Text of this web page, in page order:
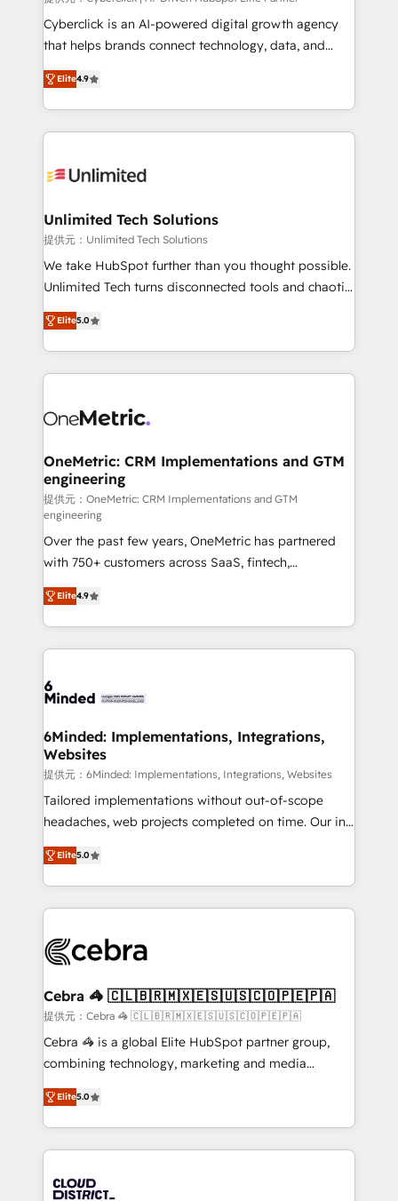
RevOps services align your sales, marketing, and
customer success teams for peak performance. We
retention—by refining processes and eliminating
inefficiencies. Using HubSpot tools and data-driven
Cyberclick is an AI-powered digital growth agency
that helps brands connect technology, data, and
creativity to achieve measurable results. Founded in
Barcelona and operating across Spain, LATAM, and
the UK, we support global companies in building
smarter marketing, sales, and customer success
Iberia (Spain & Portugal), we combine human insight
growth. Our multidisciplinary team designs solutions
that simplify complexity, boost performance, and
turn innovation into real impact. 🌍 Highlights •
HubSpot Partner since 2012 • 2022 EMEA Impact
projects • Clients in 30+ industries • Proprietary
technology for integrations • Multilingual team:
Elite4.9
Unlimited Tech Solutions
提供元：Unlimited Tech Solutions
We take HubSpot further than you thought possible.
Unlimited Tech turns disconnected tools and chaotic
processes into a seamless, high-performing revenue
engine. We combine RevOps strategy with deep
technical execution to help teams scale faster—with
cleaner data, smarter automation, and more
Implementation & Migration · Native & Custom
Reporting & Analytics · GTM Architecture · Sales &
Marketing Enablement If you’re ready to elevate
HubSpot from “just your CRM” to your growth
infrastructure—let’s talk.
Elite5.0
OneMetric: CRM Implementations and GTM
engineering
提供元：OneMetric: CRM Implementations and GTM
engineering
Over the past few years, OneMetric has partnered
with 750+ customers across SaaS, fintech,
healthcare, real estate, and other industries. With
150+ HubSpot-certified experts, we deliver scalable
solutions to complex GTM and RevOps challenges.
Our Expertise 🔹 Onboarding & Implementation:
tailored to your GTM motion. 🔹 Migrations: Move
downtime. 🔹 RevOps Strategy: Align teams,
processes, and data to drive revenue efficiency. 🔹
Integrations: Connect HubSpot with your tech stack
for better adoption. 🔹 Custom Solutions: Build
tailored apps, workflows, and configurations. We are
our commitment to data security and compliance. At
OneMetric, we help revenue teams focus on the
Elite4.9
6Minded: Implementations, Integrations,
Websites
提供元：6Minded: Implementations, Integrations, Websites
Tailored implementations without out-of-scope
headaches, web projects completed on time. Our in-
house team of certified CRM architects, experts,
developers, designers, and marketers handles all
aspects of your HubSpot. ✨ 400+ global clients ✨
100+ seamless migrations from 15+ different CRMs
implementations, and 5,000+ pages ✨ CS: Clients
CS: 245% organic growth & +751% new visitors for a
full-funnel HubSpot project ✨ CS: 415% conversion
boost with a new HubSpot site Recognized leaders:
🏆 HubSpot Platform Migration Impact Award 🏆
Inbound Campaign of the Year 🏆 Gold AVA Digital
Award for Best Website 🌟 Accreditations: CRM
Elite5.0
Cebra 🦓 🇨🇱🇧🇷🇲🇽🇪🇸🇺🇸🇨🇴🇵🇪🇵🇦
提供元：Cebra 🦓 🇨🇱🇧🇷🇲🇽🇪🇸🇺🇸🇨🇴🇵🇪🇵🇦
Cebra 🦓 is a global Elite HubSpot partner group,
combining technology, marketing and media
expertise across Latin America and Southern
Europe, with teams across 7 countries. Born in Chile,
we combine local insight with international reach to
help businesses grow through technology, creativity,
500+ HubSpot implementations, building end-to-
Elite5.0